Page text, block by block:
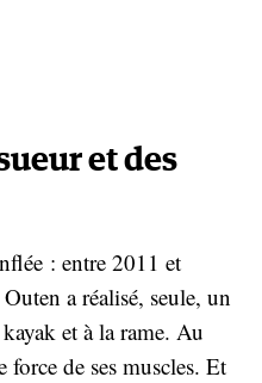
et des
: entre 2011 et
a réalisé, seule, un
et à la rame. Au
de ses muscles. Et